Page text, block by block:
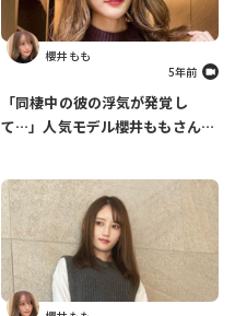
櫻井 もも
5年前
「同棲中の彼の浮気が発覚し
て…」人気モデル櫻井ももさんが